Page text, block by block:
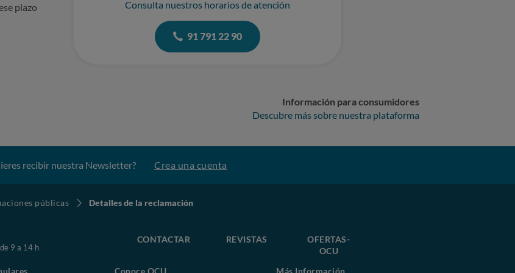
buena fe contractual.
no acreditado contractualmente.
ASNEF.
o
plazo
Consulta nuestros horarios de atención
91 791 22 90
Información para consumidores
Descubre más sobre nuestra plataforma
recibir nuestra Newsletter? Crea una cuenta
públicas Detalles de la reclamación
9 a 14 h
CONTACTAR REVISTAS
OFERTAS-
OCU